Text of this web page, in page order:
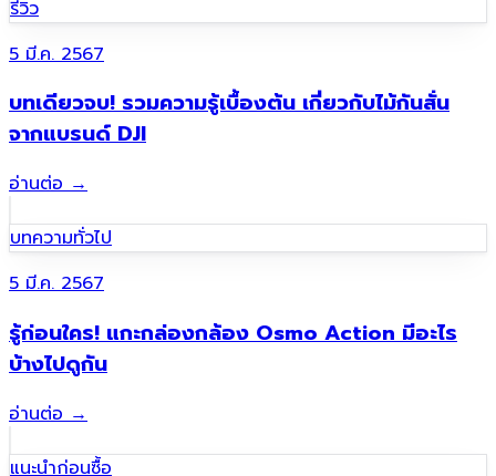
รีวิว
5 มี.ค. 2567
บทเดียวจบ! รวมความรู้เบื้องต้น เกี่ยวกับไม้กันสั่น
จากแบรนด์ DJI
อ่านต่อ→
บทความทั่วไป
5 มี.ค. 2567
รู้ก่อนใคร! แกะกล่องกล้อง Osmo Action มีอะไร
บ้างไปดูกัน
อ่านต่อ →
แนะนำก่อนซื้อ